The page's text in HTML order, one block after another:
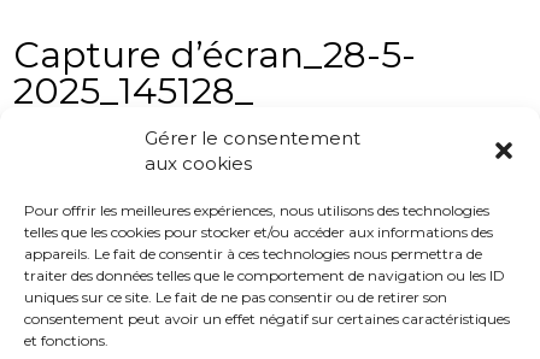
Gérer le consentement
aux cookies
Pour offrir les meilleures expériences, nous utilisons des technologies
telles que les cookies pour stocker et/ou accéder aux informations des
appareils. Le fait de consentir à ces technologies nous permettra de
traiter des données telles que le comportement de navigation ou les ID
uniques sur ce site. Le fait de ne pas consentir ou de retirer son
consentement peut avoir un effet négatif sur certaines caractéristiques
et fonctions.
Capture d’écran_28-5-
2025_145128_
PLAN DU SITE LIENS UTILES
MENTIONS LÉGALES
CONTACTS